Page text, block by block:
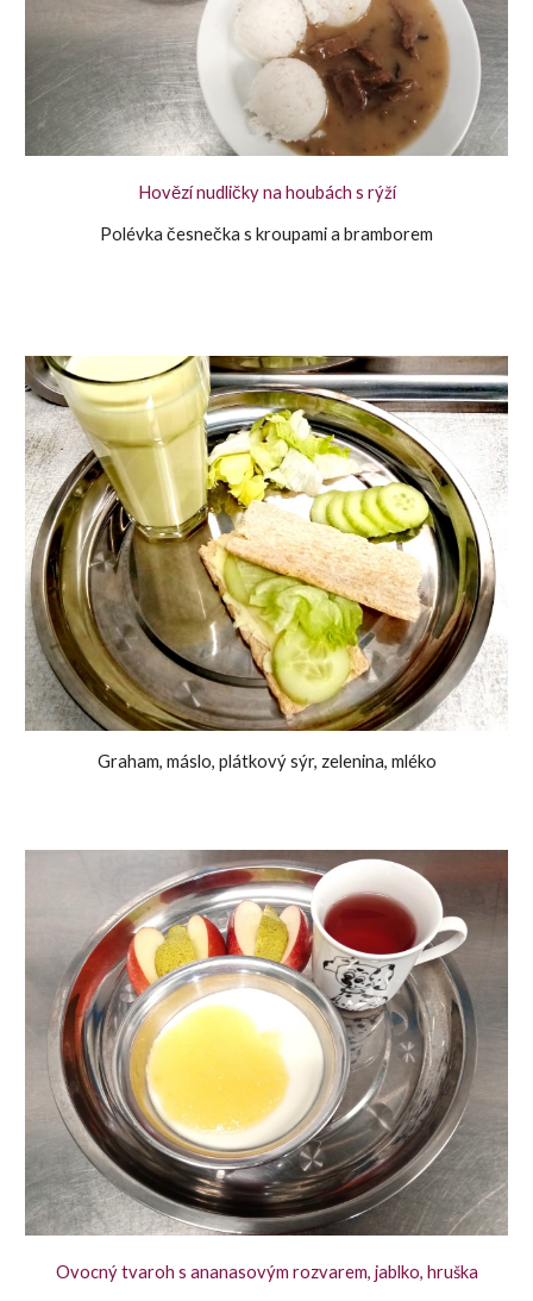
Hovězí nudličky na houbách s rýží
Polévka česnečka s kroupami a bramborem
Graham, máslo, plátkový sýr, zelenina, mléko
Ovocný tvaroh s ananasovým rozvarem, jablko, hruška